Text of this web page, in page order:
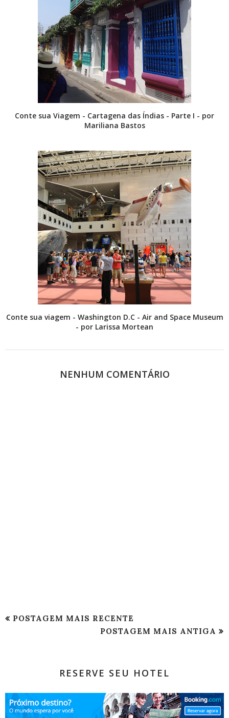
Conte sua Viagem - Cartagena das Índias - Parte I - por
Mariliana Bastos
Conte sua viagem - Washington D.C - Air and Space Museum
- por Larissa Mortean
NENHUM COMENTÁRIO
POSTAGEM MAIS RECENTE
POSTAGEM MAIS ANTIGA
RESERVE SEU HOTEL